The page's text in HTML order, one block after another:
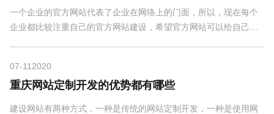
一个企业的官方网站代表了企业在网络上的门面，所以，现在每个
企业都比较注重自己的官方网站建设，希望官方网站可以给自己带
07-11 2020
重庆网站定制开发的优势都有哪些
建设网站有两种方式，一种是传统的网站定制开发，一种是使用网